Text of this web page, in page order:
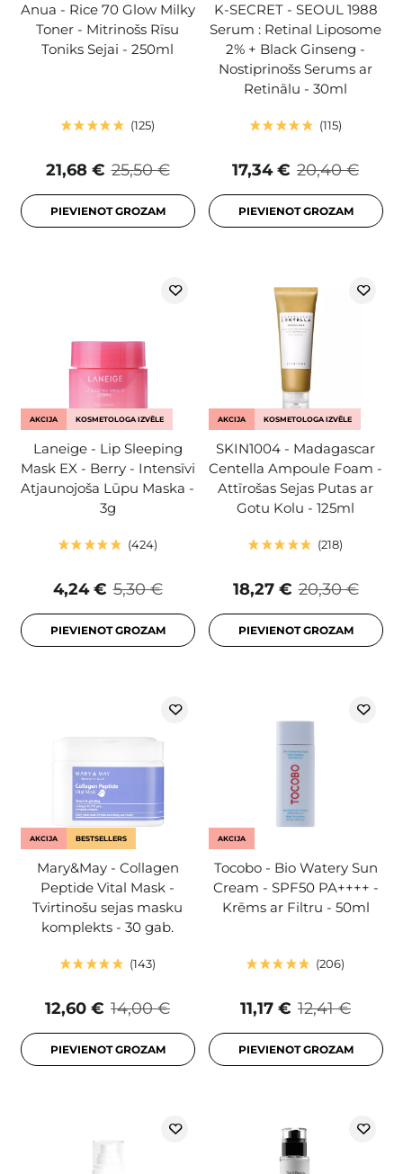
Anua - Rice 70 Glow Milky
Toner - Mitrinošs Rīsu
Toniks Sejai - 250ml
125
25,50 €
21,68 €
PIEVIENOT GROZAM
K-SECRET - SEOUL 1988
Serum : Retinal Liposome
2% + Black Ginseng -
Nostiprinošs Serums ar
Retinālu - 30ml
115
20,40 €
17,34 €
PIEVIENOT GROZAM
AKCIJA KOSMETOLOGA IZVĒLE
Laneige - Lip Sleeping
Mask EX - Berry - Intensīvi
Atjaunojoša Lūpu Maska -
3g
424
5,30 €
4,24 €
PIEVIENOT GROZAM
AKCIJA KOSMETOLOGA IZVĒLE
SKIN1004 - Madagascar
Centella Ampoule Foam -
Attīrošas Sejas Putas ar
Gotu Kolu - 125ml
218
20,30 €
18,27 €
PIEVIENOT GROZAM
AKCIJA BESTSELLERS
Mary&May - Collagen
Peptide Vital Mask -
Tvirtinošu sejas masku
komplekts - 30 gab.
143
14,00 €
12,60 €
PIEVIENOT GROZAM
AKCIJA
Tocobo - Bio Watery Sun
Cream - SPF50 PA++++ -
Krēms ar Filtru - 50ml
206
12,41 €
11,17 €
PIEVIENOT GROZAM